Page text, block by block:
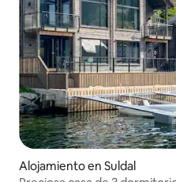
Alojamiento en Suldal